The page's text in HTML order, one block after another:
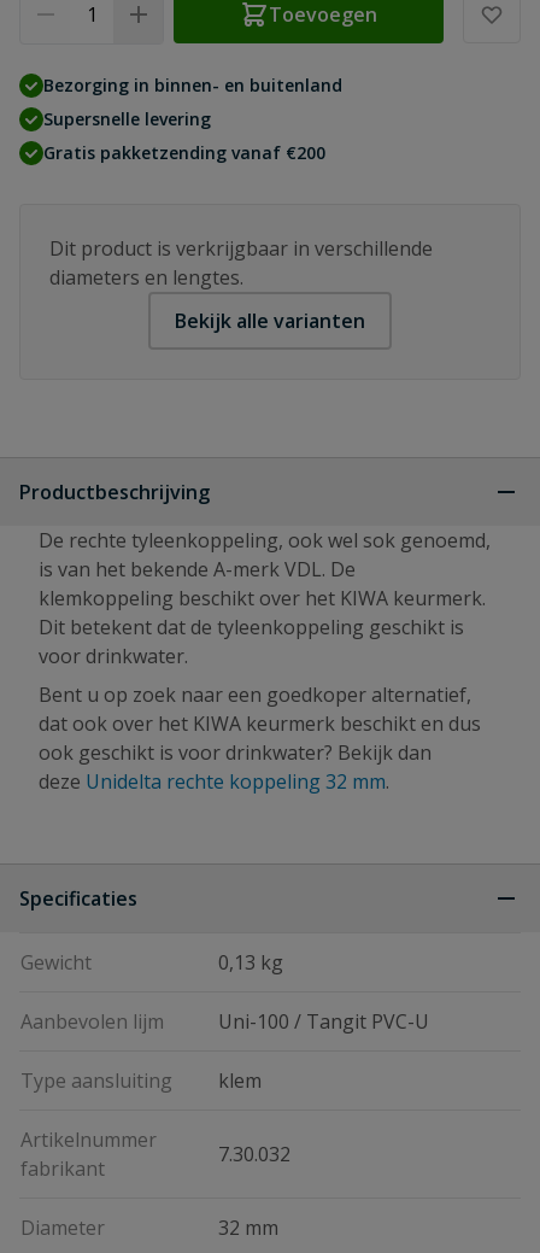
Toevoegen
Bezorging in binnen- en buitenland
Supersnelle levering
Gratis pakketzending vanaf €200
Dit product is verkrijgbaar in verschillende
diameters en lengtes.
Bekijk alle varianten
Productbeschrijving
De rechte tyleenkoppeling, ook wel sok genoemd,
is van het bekende A-merk VDL. De
klemkoppeling beschikt over het KIWA keurmerk.
Dit betekent dat de tyleenkoppeling geschikt is
voor drinkwater.
Bent u op zoek naar een goedkoper alternatief,
dat ook over het KIWA keurmerk beschikt en dus
ook geschikt is voor drinkwater? Bekijk dan
deze Unidelta rechte koppeling 32 mm.
Specificaties
Gewicht 0,13 kg
Aanbevolen lijm Uni-100 / Tangit PVC-U
Type aansluiting klem
Artikelnummer
fabrikant
7.30.032
Diameter 32 mm